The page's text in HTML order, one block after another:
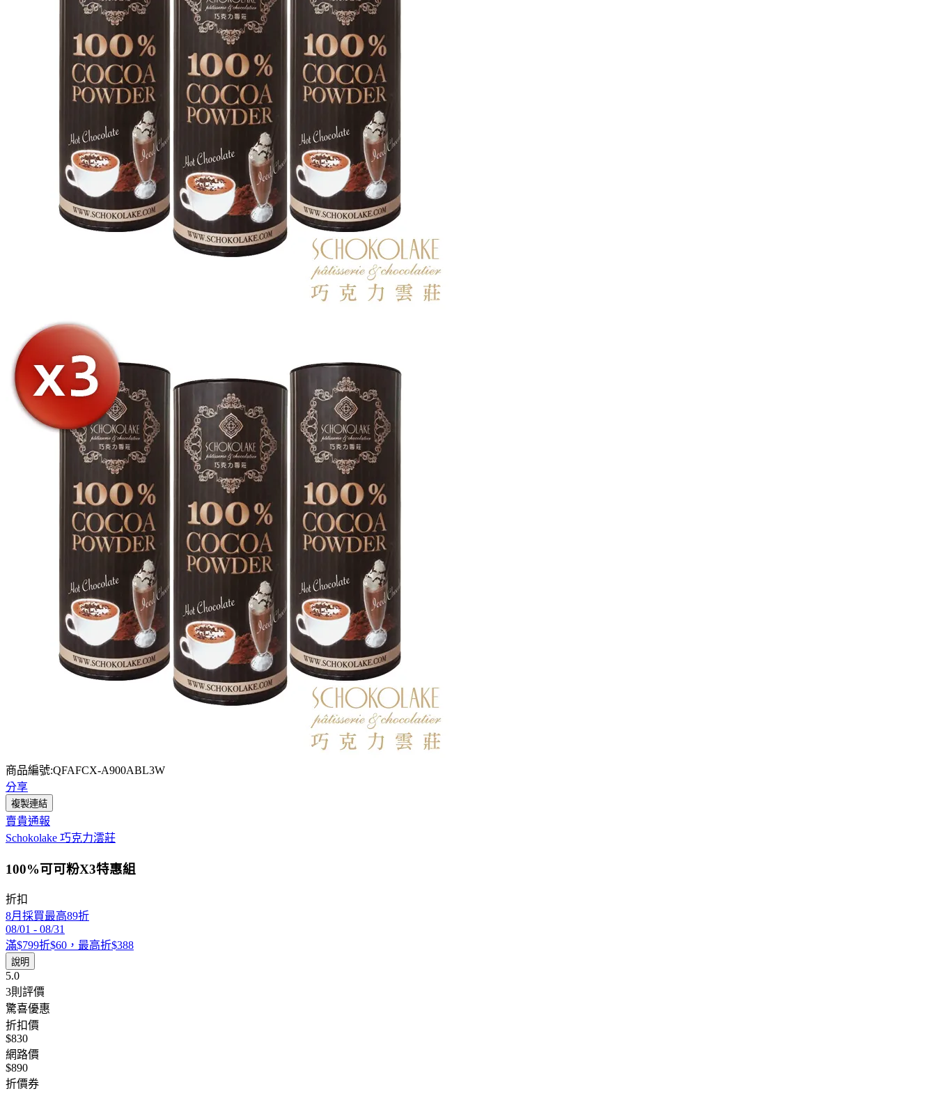
商品編號:QFAFCX-A900ABL3W
分享
複製連結
賣貴通報
Schokolake 巧克力澐莊
100%可可粉X3特惠組
折扣
8月採買最高89折
08/01 - 08/31
滿$799折$60，最高折$388
說明
5.0
3則評價
驚喜優惠
折扣價
$830
網路價
$890
折價券